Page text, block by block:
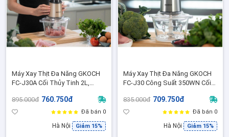
Máy Xay Thịt Đa Năng GKOCH
FC-J30A Cối Thủy Tinh 2L,
Siêu Nhanh ( Màu Đồng)
895.000đ 760.750đ
Đã bán 0
Hà Nội Giảm 15%
Máy Xay Thịt Đa Năng GKOCH
FC-J30 Công Suất 350WN Cối
Nhanh ( Màu Bạc FC-J30)
835.000đ 709.750đ
Đã bán 0
Hà Nội Giảm 15%